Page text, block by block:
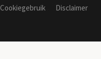
Cookiegebruik
Disclaimer